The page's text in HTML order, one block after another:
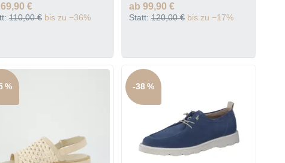
€
110,00 € bis zu −36%
ab 99,90 €
Statt: 120,00 € bis zu −17%
% -38 %